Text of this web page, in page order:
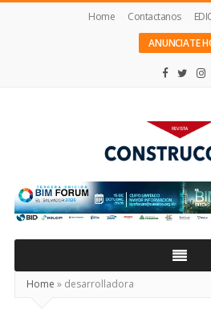
Home Contactanos
ANUNCIATE
Construcción
Home » desarrolladora